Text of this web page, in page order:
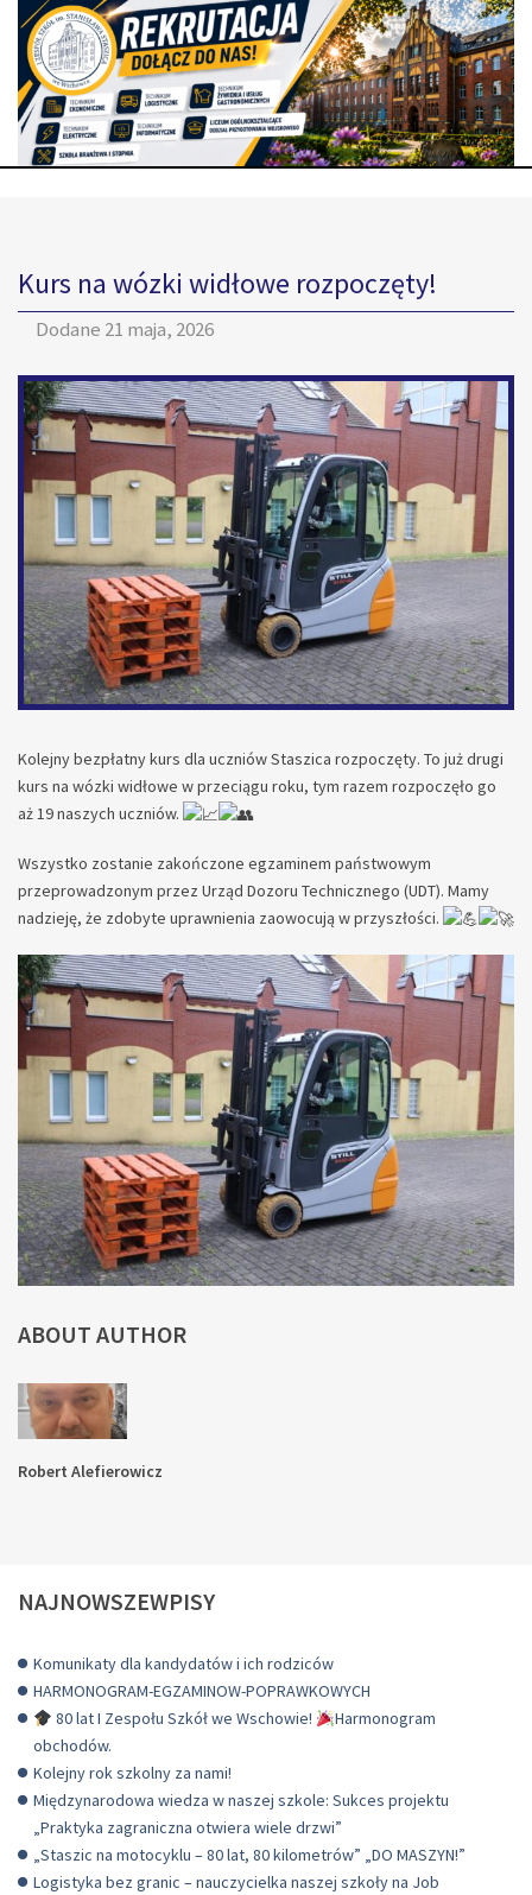
Kurs na wózki widłowe rozpoczęty!
Dodane 21 maja, 2026
Kolejny bezpłatny kurs dla uczniów Staszica rozpoczęty. To już drugi
kurs na wózki widłowe w przeciągu roku, tym razem rozpoczęło go
aż 19 naszych uczniów.
Wszystko zostanie zakończone egzaminem państwowym
przeprowadzonym przez Urząd Dozoru Technicznego (UDT). Mamy
nadzieję, że zdobyte uprawnienia zaowocują w przyszłości.
ABOUT AUTHOR
Robert Alefierowicz
NAJNOWSZEWPISY
Komunikaty dla kandydatów i ich rodziców
HARMONOGRAM-EGZAMINOW-POPRAWKOWYCH
80 lat I Zespołu Szkół we Wschowie!
Harmonogram
obchodów.
Kolejny rok szkolny za nami!
Międzynarodowa wiedza w naszej szkole: Sukces projektu
„Praktyka zagraniczna otwiera wiele drzwi”
„Staszic na motocyklu – 80 lat, 80 kilometrów” „DO MASZYN!”
Logistyka bez granic – nauczycielka naszej szkoły na Job